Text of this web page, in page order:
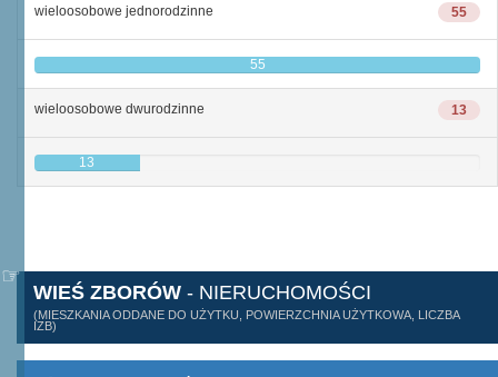
55
wieloosobowe jednorodzinne
55
13
wieloosobowe dwurodzinne
13
WIEŚ ZBORÓW - NIERUCHOMOŚCI
(MIESZKANIA ODDANE DO UŻYTKU, POWIERZCHNIA UŻYTKOWA, LICZBA
IZB)